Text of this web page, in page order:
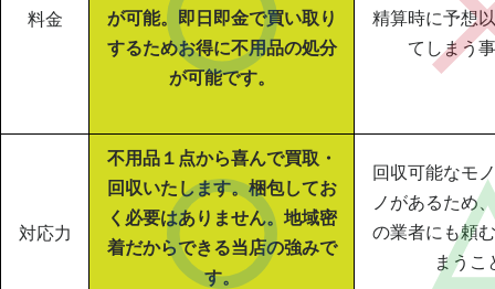
料金
が可能。即日即金で買い取り
するためお得に不用品の処分
が可能です。
精算時に予想
てしまう
対応力
不用品１点から喜んで買取・
回収いたします。梱包してお
く必要はありません。地域密
着だからできる当店の強みで
す。
回収可能なモ
ノがあるため
の業者にも頼
まうこ